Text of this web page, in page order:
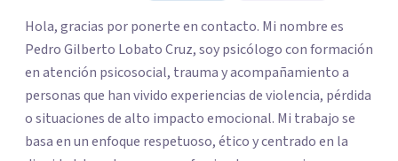
Hola, gracias por ponerte en contacto. Mi nombre es
Pedro Gilberto Lobato Cruz, soy psicólogo con formación
en atención psicosocial, trauma y acompañamiento a
personas que han vivido experiencias de violencia, pérdida
o situaciones de alto impacto emocional. Mi trabajo se
basa en un enfoque respetuoso, ético y centrado en la